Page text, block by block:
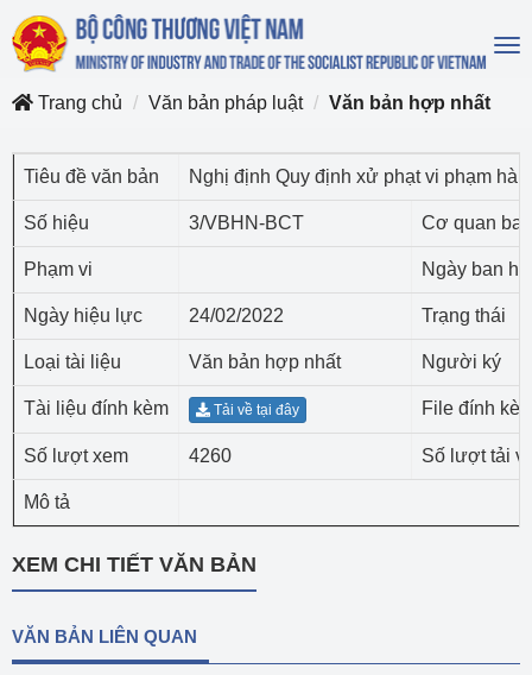
Trang chủ
Văn bản pháp luật Văn bản hợp nhất
Tiêu đề văn bản Nghị định Quy định xử phạt vi phạm
Số hiệu 3/VBHN-BCT Cơ quan
Phạm vi Ngày ban
Ngày hiệu lực 24/02/2022 Trạng thái
Loại tài liệu Văn bản hợp nhất Người ký
Tài liệu đính kèm Tải về tại đây File đính
Số lượt xem 4260 Số lượt tải
Mô tả
XEM CHI TIẾT VĂN BẢN
VĂN BẢN LIÊN QUAN